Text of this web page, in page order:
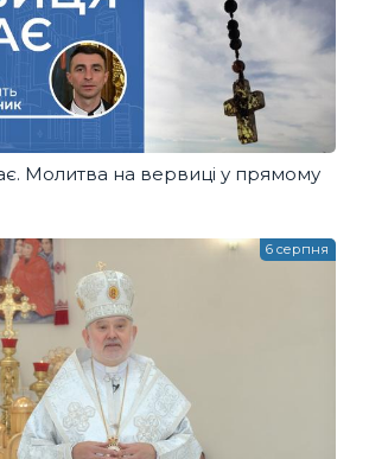
Молитва на вервиці у прямому
6 серпня